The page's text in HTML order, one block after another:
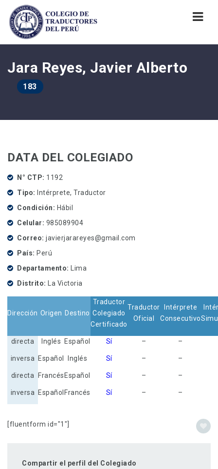
Jara Reyes, Javier Alberto
183
DATA DEL COLEGIADO
N° CTP
1192
Tipo Intérprete, Traductor
Condición
Hábil
Celular
985089904
Correo javierjarareyes@gmail.com
País Perú
Departamento Lima
Distrito La Victoria
Dirección Origen Destino
Traductor
Colegiado
Certificado
Traductor
Oficial
Intérprete
Consecutivo
directa Inglés Español Sí – –
inversa Español Inglés Sí – –
directa Francés Español Sí – –
inversa Español Francés Sí – –
[fluentform id="1"]
Compartir el perfil del Colegiado